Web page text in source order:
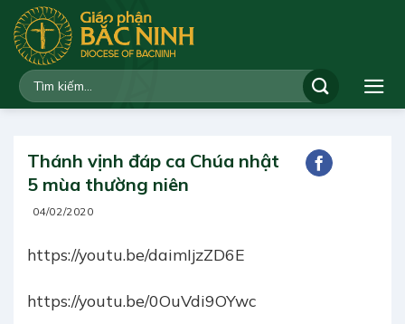
qua
dung
Thánh vịnh đáp ca Chúa nhật
5 mùa thường niên
04/02/2020
https://youtu.be/daimIjzZD6E
https://youtu.be/0OuVdi9OYwc